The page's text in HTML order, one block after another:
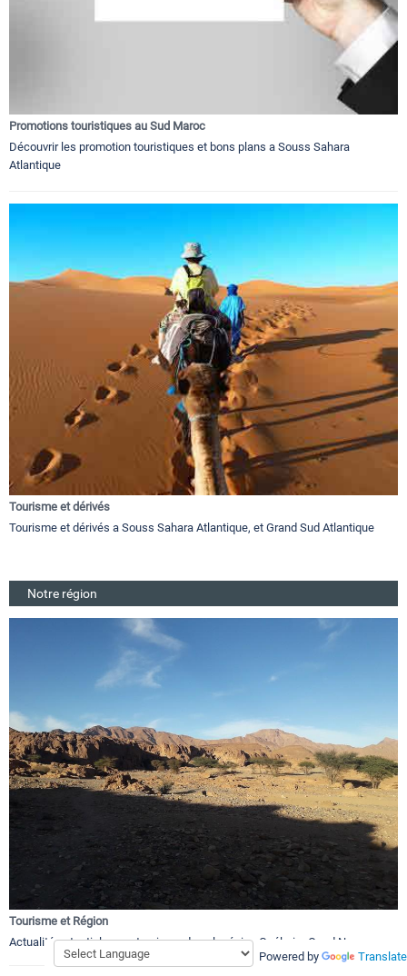
Promotions touristiques au Sud Maroc
Découvrir les promotion touristiques et bons plans a Souss Sahara
Atlantique
Tourisme et dérivés
Tourisme et dérivés a Souss Sahara Atlantique, et Grand Sud Atlantique
Notre région
Tourisme et Région
Actualités et articles sur tourisme dans la région Guélmim Oued Noun.
Powered by
Translate